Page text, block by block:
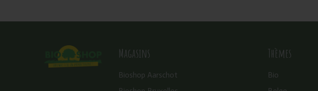
Magasins
Bioshop Aarschot
Thèmes
Bio